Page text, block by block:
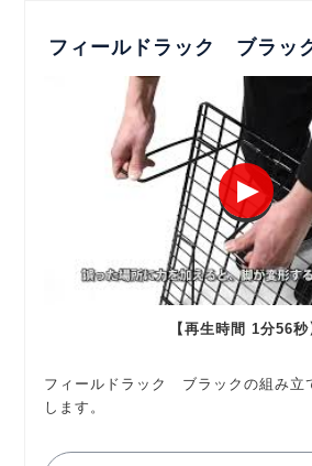
フィールドラック ブラッ
【再生時間 1分56秒
フィールドラック ブラックの組み立
します。